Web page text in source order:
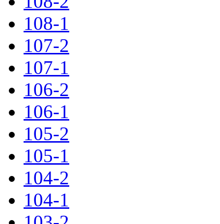
108-1
107-2
107-1
106-2
106-1
105-2
105-1
104-2
104-1